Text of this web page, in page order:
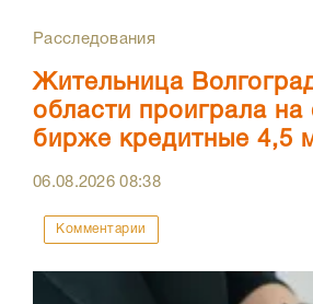
Расследования
Жительница
области проиграла
бирже кредитные 4,5
06.08.202608:38
Комментарии